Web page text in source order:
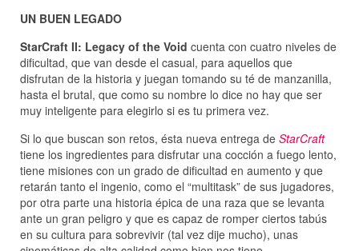
UN BUEN LEGADO
StarCraft II: Legacy of the Void cuenta con cuatro niveles de
dificultad, que van desde el casual, para aquellos que
disfrutan de la historia y juegan tomando su té de manzanilla,
hasta el brutal, que como su nombre lo dice no hay que ser
muy inteligente para elegirlo si es tu primera vez.
Si lo que buscan son retos, ésta nueva entrega de StarCraft
tiene los ingredientes para disfrutar una cocción a fuego lento,
tiene misiones con un grado de dificultad en aumento y que
retarán tanto el ingenio, como el “multitask” de sus jugadores,
por otra parte una historia épica de una raza que se levanta
ante un gran peligro y que es capaz de romper ciertos tabús
en su cultura para sobrevivir (tal vez dije mucho), unas